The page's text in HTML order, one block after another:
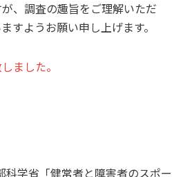
メールマガジン
アクセス
、調査の趣旨をご理解いただ
すようお願い申し上げます。
ました。
科学省「健常者と障害者のスポー